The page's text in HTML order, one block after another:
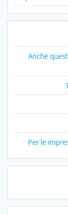
Anche
Per le